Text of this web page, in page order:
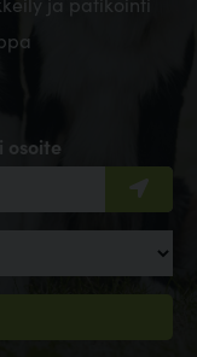
osoite